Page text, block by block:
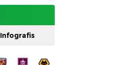
Infografis